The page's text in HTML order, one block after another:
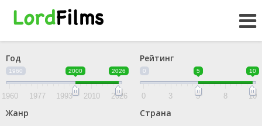
Год
1960 2000 2026
1960 1977 1993 2010 2026
Рейтинг
0 5 10
0 3 5 8 10
Жанр Страна